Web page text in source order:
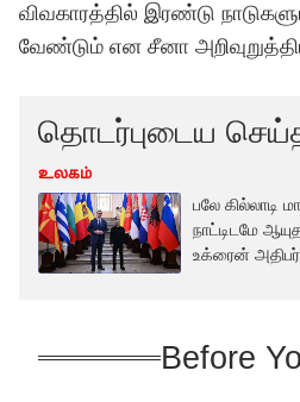
விவகாரத்தில் இரண்டு
வேண்டும் என சீனா
தொடர்புடைய
உலகம்
பலே கில்லாடி
நாட்டிடமே
உக்ரைன்
Before